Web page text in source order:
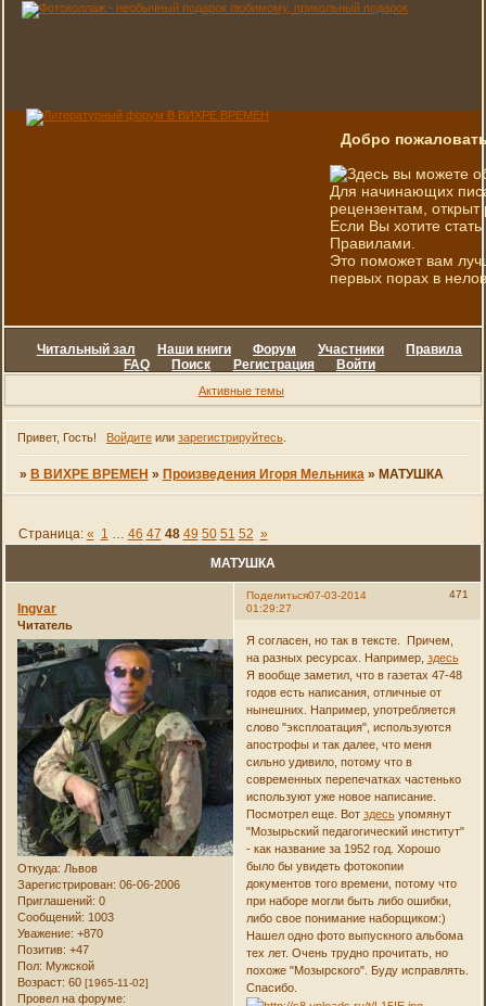
Добро
Здесь вы можете
Для начинающих
рецензентам, открыт
Если Вы хотите
Правилами.
Это поможет вам
первых порах в
Читальный зал Наши книги Форум Участники
Правила
FAQ
Поиск Регистрация Войти
Активные темы
Привет, Гость! Войдитеили зарегистрируйтесь.
» В ВИХРЕ ВРЕМЕН » Произведения Игоря Мельника » МАТУШКА
МАТУШКА
Страница: « 1 … 46 47 48 49 50 51 52 »
Поделиться 471
07-03-2014
01:29:27
Ingvar
Читатель
Откуда: Львов
Зарегистрирован: 06-06-2006
Приглашений: 0
Сообщений: 1003
Уважение: +870
Позитив: +47
Пол: Мужской
Возраст: 60[1965-11-02]
Провел на форуме:
Я согласен, но так в тексте. Причем,
на разных ресурсах. Например, здесь
Я вообще заметил, что в газетах 47-48
годов есть написания, отличные от
нынешних. Например, употребляется
слово "эксплоатация", используются
апострофы и так далее, что меня
сильно удивило, потому что в
современных перепечатках частенько
используют уже новое написание.
Посмотрел еще. Вот здесьупомянут
"Мозырьский педагогический институт"
- как название за 1952 год. Хорошо
было бы увидеть фотокопии
документов того времени, потому что
при наборе могли быть либо ошибки,
либо свое понимание наборщиком:)
Нашел одно фото выпускного альбома
тех лет. Очень трудно прочитать, но
похоже "Мозырского". Буду исправлять.
Спасибо.